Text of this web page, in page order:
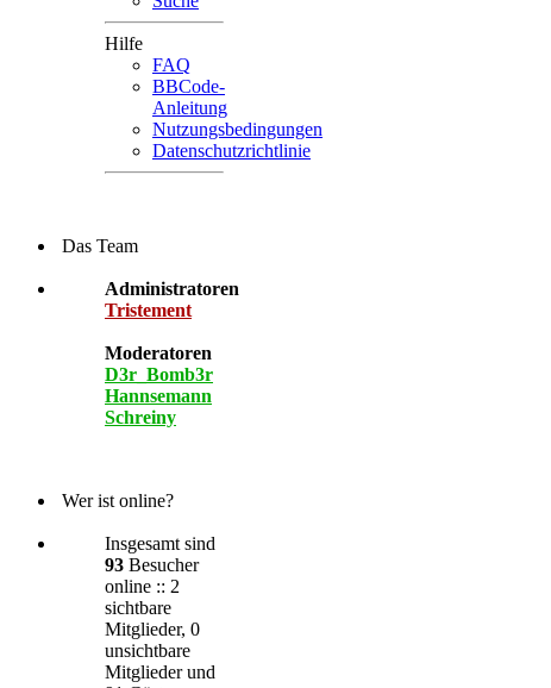
BBCode-
Anleitung
Nutzungsbedingungen
Datenschutzrichtlinie
Tristement
D3r_Bomb3r
Hannsemann
Schreiny
93Besucher
online :: 2
sichtbare
Mitglieder, 0
unsichtbare
Mitglieder und
91 Gäste